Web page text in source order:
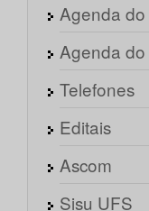
Agenda
Agenda
Telefones
Editais
Ascom
Sisu UFS